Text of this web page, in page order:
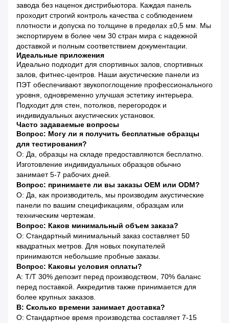
завода без наценок дистрибьютора. Каждая панель
проходит строгий контроль качества с соблюдением
плотности и допуска по толщине в пределах ±0,5 мм. Мы
экспортируем в более чем 30 стран мира с надежной
доставкой и полным соответствием документации.
Идеальные приложения
Идеально подходит для спортивных залов, спортивных
залов, фитнес-центров. Наши акустические панели из
ПЭТ обеспечивают звукопоглощение профессионального
уровня, одновременно улучшая эстетику интерьера.
Подходит для стен, потолков, перегородок и
индивидуальных акустических установок.
Часто задаваемые вопросы
Вопрос: Могу ли я получить бесплатные образцы
для тестирования?
О: Да, образцы на складе предоставляются бесплатно.
Изготовление индивидуальных образцов обычно
занимает 5-7 рабочих дней.
Вопрос: принимаете ли вы заказы OEM или ODM?
О: Да, как производитель, мы производим акустические
панели по вашим спецификациям, образцам или
техническим чертежам.
Вопрос: Каков минимальный объем заказа?
О: Стандартный минимальный заказ составляет 50
квадратных метров. Для новых покупателей
принимаются небольшие пробные заказы.
Вопрос: Каковы условия оплаты?
A: T/T 30% депозит перед производством, 70% баланс
перед поставкой. Аккредитив также принимается для
более крупных заказов.
В: Сколько времени занимает доставка?
О: Стандартное время производства составляет 7-15